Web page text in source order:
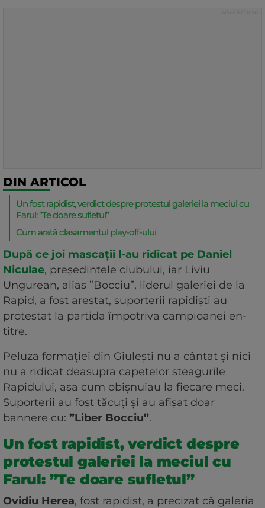
DIN ARTICOL
Un fost rapidist, verdict despre protestul galeriei la meciul cu
Farul: ”Te doare sufletul”
Cum arată clasamentul play-off-ului
După ce joi mascații l-au ridicat pe Daniel
Niculae, președintele clubului, iar Liviu
Ungurean, alias ”Bocciu”, liderul galeriei de la
Rapid, a fost arestat, suporterii rapidiști au
protestat la partida împotriva campioanei en-
titre.
Peluza formației din Giulești nu a cântat și nici
nu a ridicat deasupra capetelor steagurile
Rapidului, așa cum obișnuiau la fiecare meci.
Suporterii au fost tăcuți și au afișat doar
bannere cu: ”Liber Bocciu”.
Un fost rapidist, verdict despre
protestul galeriei la meciul cu
Farul: ”Te doare sufletul”
Ovidiu Herea, fost rapidist, a precizat că galeria